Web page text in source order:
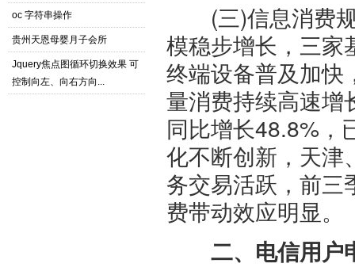
oc 字符串操作
贵州天恩母婴月子会所
Jquery焦点图循环切换效果 可
控制向左、向右方向...
(三)信息消费规
模稳步增长，三家
终端设备普及加快
量消费持续高速增
同比增长48.8%，
化不断创新，天津
务交易活跃，前三
费带动效应明显。
二、电信用户